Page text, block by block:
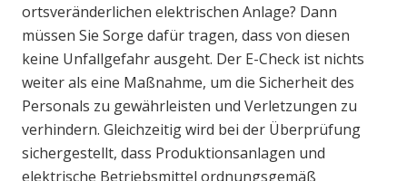
ortsveränderlichen elektrischen Anlage? Dann
müssen Sie Sorge dafür tragen, dass von diesen
keine Unfallgefahr ausgeht. Der E-Check ist nichts
weiter als eine Maßnahme, um die Sicherheit des
Personals zu gewährleisten und Verletzungen zu
verhindern. Gleichzeitig wird bei der Überprüfung
sichergestellt, dass Produktionsanlagen und
elektrische Betriebsmittel ordnungsgemäß